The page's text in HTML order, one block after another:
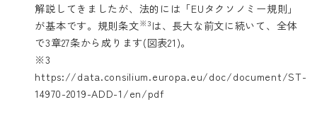
解説してきましたが、法的には「EUタクソノミー規則」
が基本です。規則条文※3 は、長大な前文に続いて、全体
で3章27条から成ります(図表21)。
※3
https://data.consilium.europa.eu/doc/document/ST-
14970-2019-ADD-1/en/pdf